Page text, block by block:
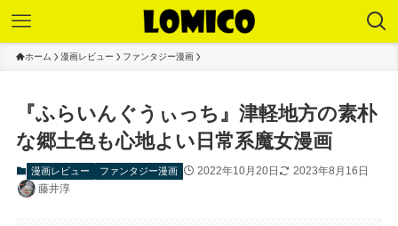
ホーム 漫画レビュー ファンタジー漫画
『ふらいんぐうぃっち』津軽地方の素朴
な郷土色も心地よい日常系魔女漫画
漫画レビュー ファンタジー漫画 2022年10月20日
2023年8月16日
藤井淳